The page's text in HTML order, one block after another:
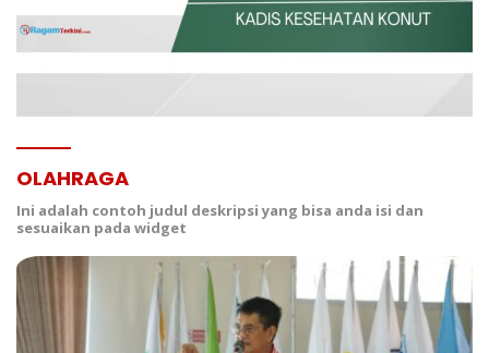
OLAHRAGA
Ini adalah contoh judul deskripsi yang bisa anda isi dan
sesuaikan pada widget